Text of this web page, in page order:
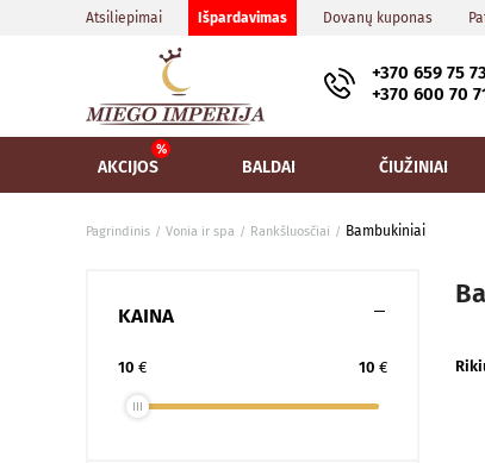
Atsiliepimai Išpardavimas Dovanų kuponas
+370 659 75
+370 600 70
AKCIJOS BALDAI ČIUŽINIAI
Pagrindinis Vonia ir spa Rankšluosčiai Bambukiniai
KAINA
10 € 10 €